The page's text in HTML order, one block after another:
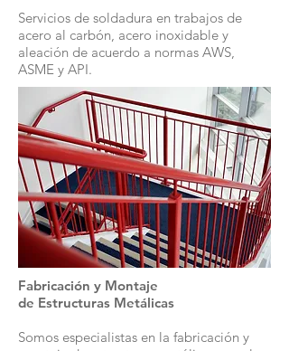
Servicios de soldadura en trabajos de
acero al carbón, acero inoxidable y
aleación de acuerdo a normas AWS,
ASME y API.
Fabricación y Montaje
de Estructuras Metálicas
Somos especialistas en la fabricación y